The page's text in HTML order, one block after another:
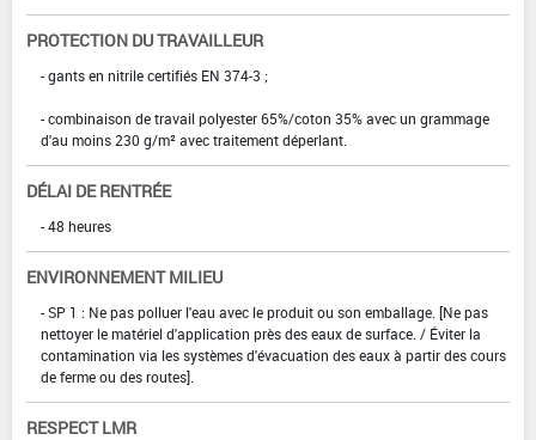
PROTECTION DU TRAVAILLEUR
- gants en nitrile certifiés EN 374-3 ;
- combinaison de travail polyester 65%/coton 35% avec un grammage
d'au moins 230 g/m² avec traitement déperlant.
DÉLAI DE RENTRÉE
- 48 heures
ENVIRONNEMENT MILIEU
- SP 1 : Ne pas polluer l'eau avec le produit ou son emballage. [Ne pas
nettoyer le matériel d'application près des eaux de surface. / Éviter la
contamination via les systèmes d'évacuation des eaux à partir des cours
de ferme ou des routes].
RESPECT LMR